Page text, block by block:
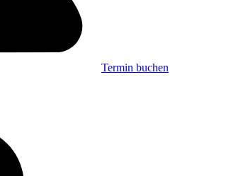
Termin buchen